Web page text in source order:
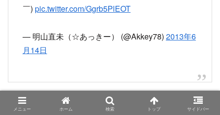
￣) pic.twitter.com/Ggrb5PlEOT
— 明山直未（☆あっきー） (@Akkey78) 2013年6
月14日
メニュー ホーム 検索 トップ サイドバー